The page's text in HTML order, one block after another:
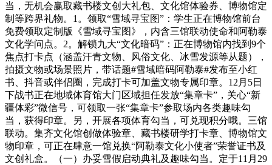
当，无机会赢取藏书楼文创大礼包、文化馆体验券、博物馆定
制等跨界礼物。1。领取“雪域寻宝图”：学生正在博物馆前台
免费领取定制版《雪域寻宝图》，内含三馆联动使命和阿勒泰
文化学问点。2。解锁九大“文化暗码”：正在博物馆内找到9个
焦点打卡点（涵盖汗青文物、风俗文化、冰雪发源等从题），
拍摄文物或场景照片，带话题#雪域暗码阿勒泰#发布至小红
书、抖音或伴侣圈，完成打卡可加盖文物专属印章。12月5日
下战书正在地域体育馆大门区域担任发放“集章卡”，关心“新
疆体彩”微信号，可领取一张“集章卡”参取场内各类趣味勾
当，获得印章。另，开展各项体育勾当，可兑现积分哦。三馆
联动。集齐文化馆创做体验章、藏书楼研学打卡章、博物馆文
物印章，可正在肆意一馆兑换“阿勒泰文化小使者”荣誉证书及
文创礼盒。（一）办妥雪假启动典礼及趣味勾当。定于11月29